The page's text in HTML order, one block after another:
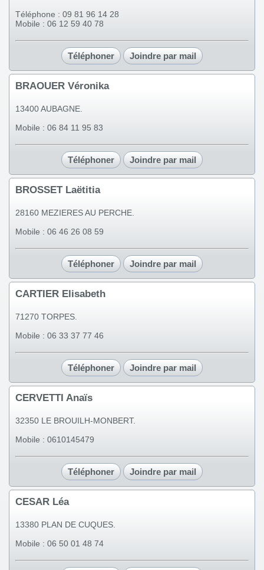
Téléphone : 09 81 96 14 28
Mobile : 06 12 59 40 78
Téléphoner Joindre par mail
BRAOUER Véronika
13400 AUBAGNE.
Mobile : 06 84 11 95 83
Téléphoner Joindre par mail
BROSSET Laëtitia
28160 MEZIERES AU PERCHE.
Mobile : 06 46 26 08 59
Téléphoner Joindre par mail
CARTIER Elisabeth
71270 TORPES.
Mobile : 06 33 37 77 46
Téléphoner Joindre par mail
CERVETTI Anaïs
32350 LE BROUILH-MONBERT.
Mobile : 0610145479
Téléphoner Joindre par mail
CESAR Léa
13380 PLAN DE CUQUES.
Mobile : 06 50 01 48 74